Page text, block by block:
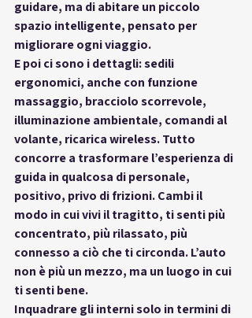
guidare, ma di abitare un piccolo
spazio intelligente, pensato per
migliorare ogni viaggio.
E poi ci sono i dettagli: sedili
ergonomici, anche con funzione
massaggio, bracciolo scorrevole,
illuminazione ambientale, comandi al
volante, ricarica wireless. Tutto
concorre a trasformare l’esperienza di
guida in qualcosa di personale,
positivo, privo di frizioni. Cambi il
modo in cui vivi il tragitto, ti senti più
concentrato, più rilassato, più
connesso a ciò che ti circonda. L’auto
non è più un mezzo, ma un luogo in cui
ti senti bene.
Inquadrare gli interni solo in termini di